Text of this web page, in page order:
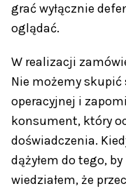
grać wyłącznie
oglądać.
W realizacji
Nie możemy skupić
operacyjnej i
konsument, który
doświadczenia.
dążyłem do tego,
wiedziałem, że